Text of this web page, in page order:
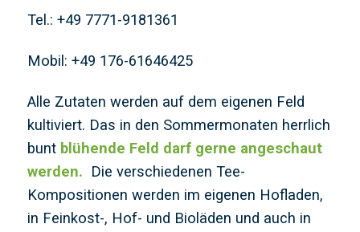
Tel.: +49 7771-9181361
Mobil: +49 176-61646425
Alle Zutaten werden auf dem eigenen Feld
kultiviert. Das in den Sommermonaten herrlich
bunt blühende Feld darf gerne angeschaut
werden. Die verschiedenen Tee-
Kompositionen werden im eigenen Hofladen,
in Feinkost-, Hof- und Bioläden und auch in